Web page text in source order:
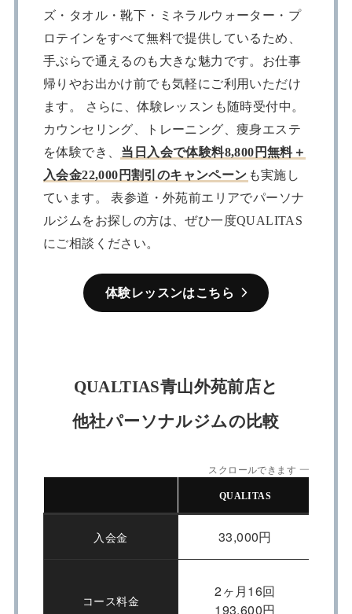
ズ・タオル・靴下・ミネラルウォーター・プ
ロテインをすべて無料で提供しているため、
手ぶらで通えるのも大きな魅力です。お仕事
帰りやお出かけ前でも気軽にご利用いただけ
ます。 さらに、体験レッスンも随時受付中。
カウンセリング、トレーニング、痩身エステ
を体験でき、 当日入会で体験料8,800円無料＋
入会金22,000円割引のキャンペーン も実施し
ています。 表参道・外苑前エリアでパーソナ
ルジムをお探しの方は、ぜひ一度QUALITAS
にご相談ください。
体験レッスンはこちら
QUALTIAS青山外苑前店と
他社パーソナルジムの比較
スクロールできます
QUALITAS
入会金 33,000円
コース料金
2ヶ月16回
193,600円